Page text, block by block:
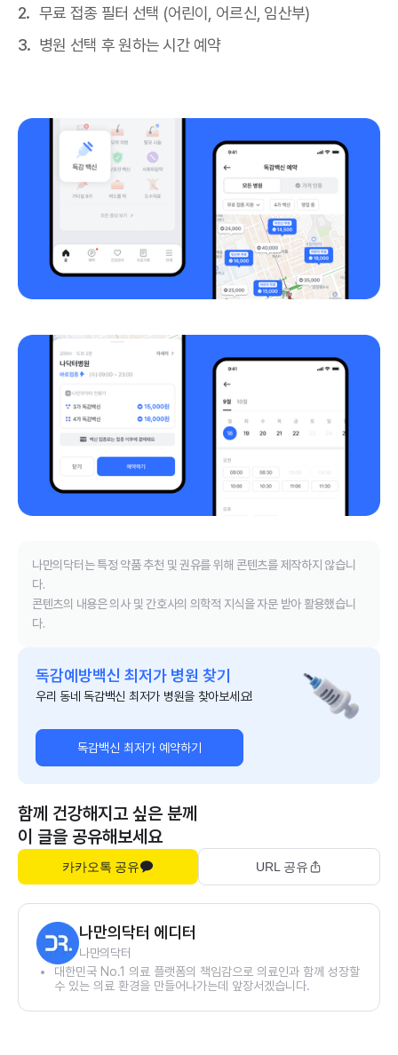
무료 접종 필터 선택 (어린이, 어르신, 임산부)
병원 선택 후 원하는 시간 예약
나만의닥터는 특정 약품 추천 및 권유를 위해 콘텐츠를 제작하지 않습니
다.
콘텐츠의 내용은 의사 및 간호사의 의학적 지식을 자문 받아 활용했습니
다.
독감예방백신 최저가 병원 찾기
우리 동네 독감백신 최저가 병원을 찾아보세요!
독감백신 최저가 예약하기
함께 건강해지고 싶은 분께
이 글을 공유해보세요
카카오톡 공유 URL 공유
나만의닥터 에디터
나만의닥터
대한민국 No.1 의료 플랫폼의 책임감으로 의료인과 함께 성장할
수 있는 의료 환경을 만들어나가는데 앞장서겠습니다.